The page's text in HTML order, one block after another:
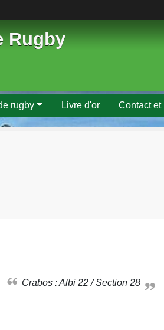
Rugby
rugby Livre d'or Contact et
Crabos : Albi 22 / Section 28